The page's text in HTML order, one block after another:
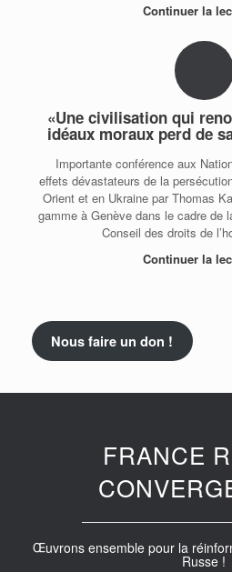
Continuer la
«Une civilisation qui
idéaux moraux perd de
Importante conférence aux
effets dévastateurs de la
Orient et en Ukraine par Thomas
gamme à Genève dans le cadre de
Conseil des droits de
Continuer la
Nous faire un don !
FRANCE
Œuvrons ensemble pour la
Russe !